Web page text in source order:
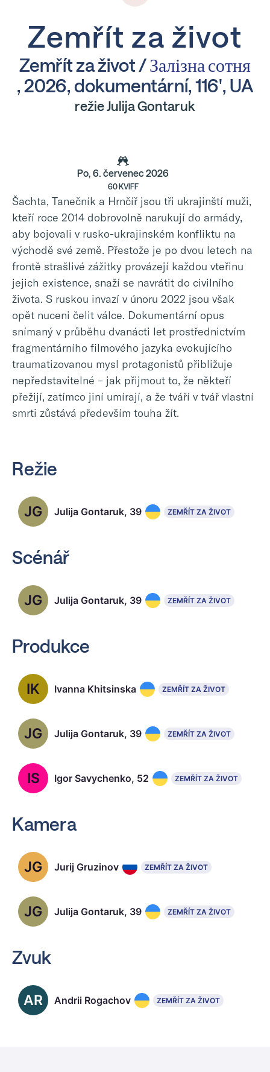
Zemřít za život
Zemřít za život /Залізна сотня
, 2026, dokumentární, 116', UA
režie Julija Gontaruk
Po, 6. červenec 2026
60 KVIFF
Šachta, Tanečník a Hrnčíř jsou tři ukrajinští muži,
kteří roce 2014 dobrovolně narukují do armády,
aby bojovali v rusko-ukrajinském konfliktu na
východě své země. Přestože je po dvou letech na
frontě strašlivé zážitky provázejí každou vteřinu
jejich existence, snaží se navrátit do civilního
života. S ruskou invazí v únoru 2022 jsou však
opět nuceni čelit válce. Dokumentární opus
snímaný v průběhu dvanácti let prostřednictvím
fragmentárního filmového jazyka evokujícího
traumatizovanou mysl protagonistů přibližuje
nepředstavitelné – jak přijmout to, že někteří
přežijí, zatímco jiní umírají, a že tváří v tvář vlastní
smrti zůstává především touha žít.
Režie
JG Julija Gontaruk, 39 ZEMŘÍT ZA ŽIVOT
Scénář
JG Julija Gontaruk, 39 ZEMŘÍT ZA ŽIVOT
Produkce
IK Ivanna Khitsinska ZEMŘÍT ZA ŽIVOT
JG Julija Gontaruk, 39 ZEMŘÍT ZA ŽIVOT
IS Igor Savychenko, 52 ZEMŘÍT ZA ŽIVOT
Kamera
JG Jurij Gruzinov ZEMŘÍT ZA ŽIVOT
JG Julija Gontaruk, 39 ZEMŘÍT ZA ŽIVOT
Zvuk
AR Andrii Rogachov ZEMŘÍT ZA ŽIVOT